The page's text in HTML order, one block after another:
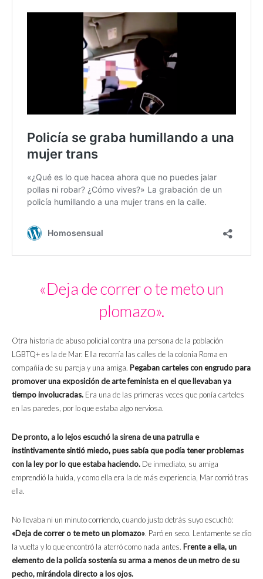
«Deja de correr o te meto un
plomazo».
Otra historia de abuso policial contra una persona de la población
LGBTQ+ es la de Mar. Ella recorría las calles de la colonia Roma en
compañía de su pareja y una amiga. Pegaban carteles con engrudo para
promover una exposición de arte feminista en el que llevaban ya
tiempo involucradas. Era una de las primeras veces que ponía carteles
en las paredes, por lo que estaba algo nerviosa.
De pronto, a lo lejos escuchó la sirena de una patrulla e
instintivamente sintió miedo, pues sabía que podía tener problemas
con la ley por lo que estaba haciendo. De inmediato, su amiga
emprendió la huída, y como ella era la de más experiencia, Mar corrió tras
ella.
No llevaba ni un minuto corriendo, cuando justo detrás suyo escuchó:
«Deja de correr o te meto un plomazo». Paró en seco. Lentamente se dio
la vuelta y lo que encontró la aterró como nada antes. Frente a ella, un
elemento de la policía sostenía su arma a menos de un metro de su
pecho, mirándola directo a los ojos.